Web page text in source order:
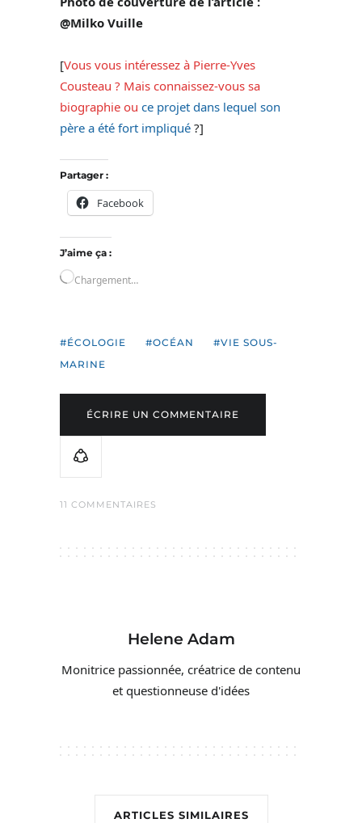
@Milko Vuille
[Vous vous intéressez à Pierre-Yves
Cousteau ? Mais connaissez-vous sa
biographie ou ce projet dans lequel son
père a été fort impliqué ?]
Partager :
Facebook
J’aime ça :
Chargement…
ÉCOLOGIE OCÉAN
VIE SOUS-
MARINE
ÉCRIRE UN COMMENTAIRE
11 COMMENTAIRES
Helene Adam
Monitrice passionnée, créatrice de contenu
et questionneuse d'idées
ARTICLES SIMILAIRES